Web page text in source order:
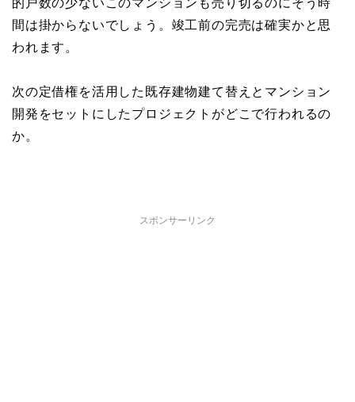
的戸数の少ないこのマンションも売り切るのにそう時
間は掛からないでしょう。竣工前の完売は確実かと思
われます。
次の定借権を活用した既存建物建て替えとマンション
開発をセットにしたプロジェクトがどこで行われるの
か。
スポンサーリンク